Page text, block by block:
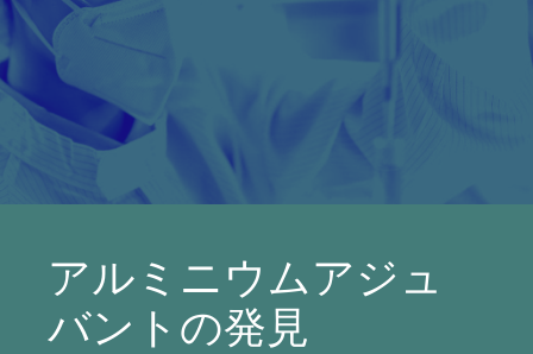
アルミニウムアジュ
バントの発見